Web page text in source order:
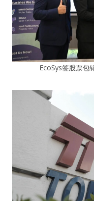
EcoSys签股票包